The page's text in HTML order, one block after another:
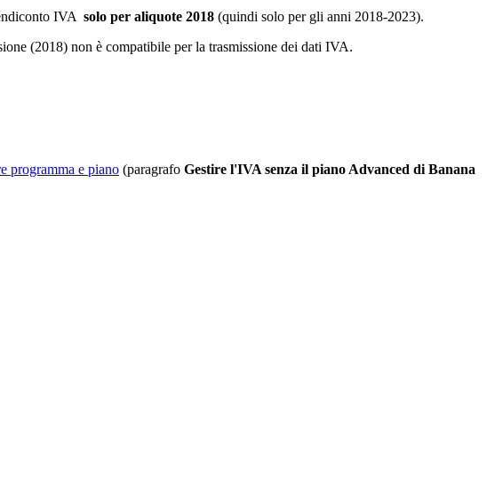
IVA solo per aliquote 2018 (quindi solo per gli anni 2018-2023).
(2018) non è compatibile per la trasmissione dei dati IVA.
programma e piano (paragrafo Gestire l'IVA senza il piano Advanced di Banana